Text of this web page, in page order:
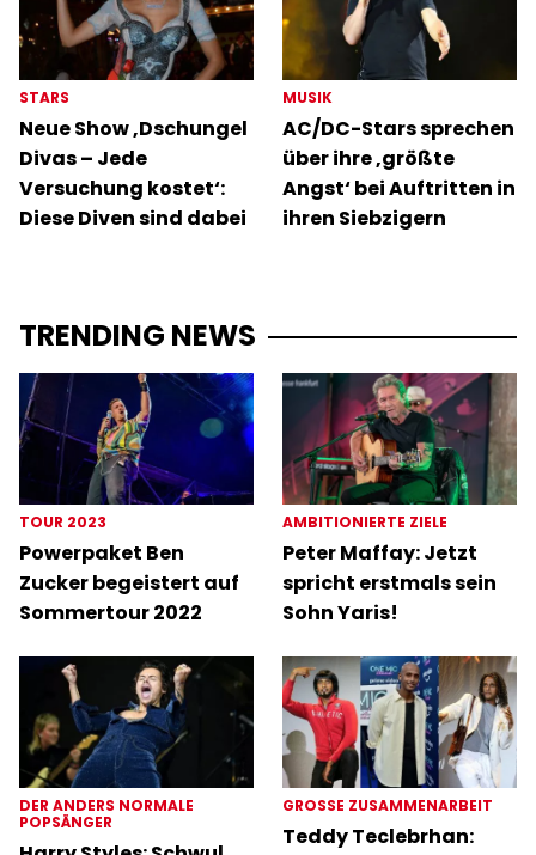
STARS
Neue Show ‚Dschungel
Divas – Jede
Versuchung kostet‘:
Diese Diven sind dabei
MUSIK
AC/DC-Stars sprechen
über ihre ‚größte
Angst‘ bei Auftritten in
ihren Siebzigern
TRENDING NEWS
TOUR 2023
Powerpaket Ben
Zucker begeistert auf
Sommertour 2022
AMBITIONIERTE ZIELE
Peter Maffay: Jetzt
spricht erstmals sein
Sohn Yaris!
DER ANDERS NORMALE
POPSÄNGER
GROSSE ZUSAMMENARBEIT
Teddy Teclebrhan: